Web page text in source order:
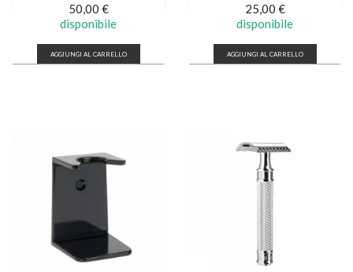
Prezzo
50,00 €
disponibile
AGGIUNGI AL CARRELLO
Prezzo
25,00 €
disponibile
AGGIUNGI AL CARRELLO